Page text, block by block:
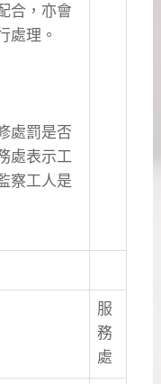
合，亦會
處理。
處罰是否
處表示工
察工人是
服
務
處